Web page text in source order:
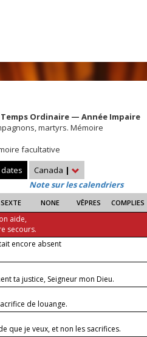
Temps Ordinaire — Année Impaire
martyrs. Mémoire
facultative
Canada |
Note sur les calendriers
SEXTE NONE VÊPRES COMPLIES
aide,
secours.
encore absent
ta justice, Seigneur mon Dieu.
de louange.
que je veux, et non les sacrifices.